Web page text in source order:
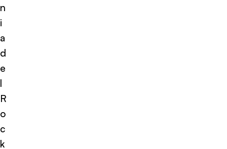
n
i
a
d
e
l
R
o
c
k